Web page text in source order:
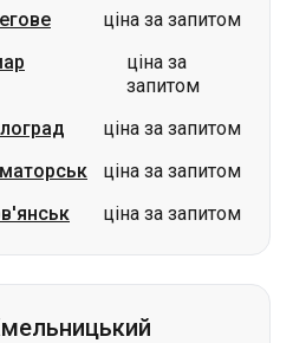
ціна за запитом
ціна за
запитом
ціна за запитом
ціна за запитом
ціна за запитом